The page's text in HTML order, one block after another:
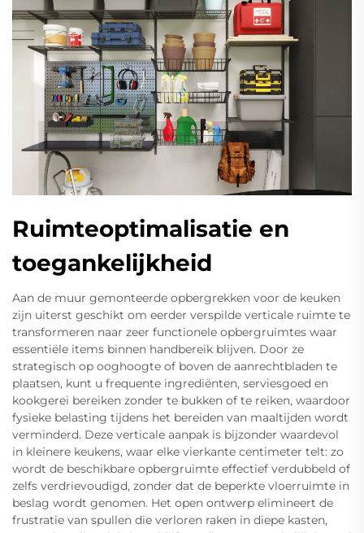
Ruimteoptimalisatie en
toegankelijkheid
Aan de muur gemonteerde opbergrekken voor de keuken
zijn uiterst geschikt om eerder verspilde verticale ruimte te
transformeren naar zeer functionele opbergruimtes waar
essentiële items binnen handbereik blijven. Door ze
strategisch op ooghoogte of boven de aanrechtbladen te
plaatsen, kunt u frequente ingrediënten, serviesgoed en
kookgerei bereiken zonder te bukken of te reiken, waardoor
fysieke belasting tijdens het bereiden van maaltijden wordt
verminderd. Deze verticale aanpak is bijzonder waardevol
in kleinere keukens, waar elke vierkante centimeter telt: zo
wordt de beschikbare opbergruimte effectief verdubbeld of
zelfs verdrievoudigd, zonder dat de beperkte vloerruimte in
beslag wordt genomen. Het open ontwerp elimineert de
frustratie van spullen die verloren raken in diepe kasten,